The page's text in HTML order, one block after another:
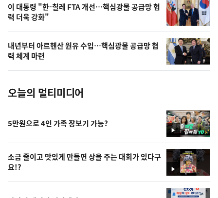
오
늘
의
사
진
이 대통령 "한-칠레 FTA 개선…핵심광물 공급망 협
력 더욱 강화"
내년부터 아르헨산 원유 수입…핵심광물 공급망 협
력 체계 마련
오늘의 멀티미디어
영
상
5만원으로 4인 가족 장보기 가능?
영
상
소금 줄이고 맛있게 만들면 상을 주는 대회가 있다구
요!?